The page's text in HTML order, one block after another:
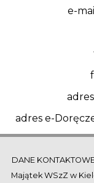
e-
adres e-
DANE
Majątek WSzZ w